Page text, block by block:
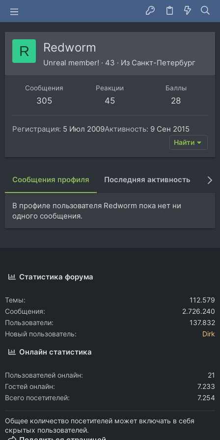
R Redworm
Unreal member! · 43 · Из Санкт-Петербург
Сообщения
305
Реакции
45
Баллы
28
Регистрация 5 Июл 2009Активность 9 Сен 2015
Найти
Сообщения профиля Последняя активность
В профиле пользователя Redworm пока нет ни
одного сообщения.
Статистика форума
Темы
112.579
Сообщения
2.726.240
Пользователи
137.832
Новый пользователь
Dirk
Онлайн статистика
Пользователей онлайн
21
Гостей онлайн
7.233
Всего посетителей
7.254
Общее количество посетителей может включать в себя
скрытых пользователей.